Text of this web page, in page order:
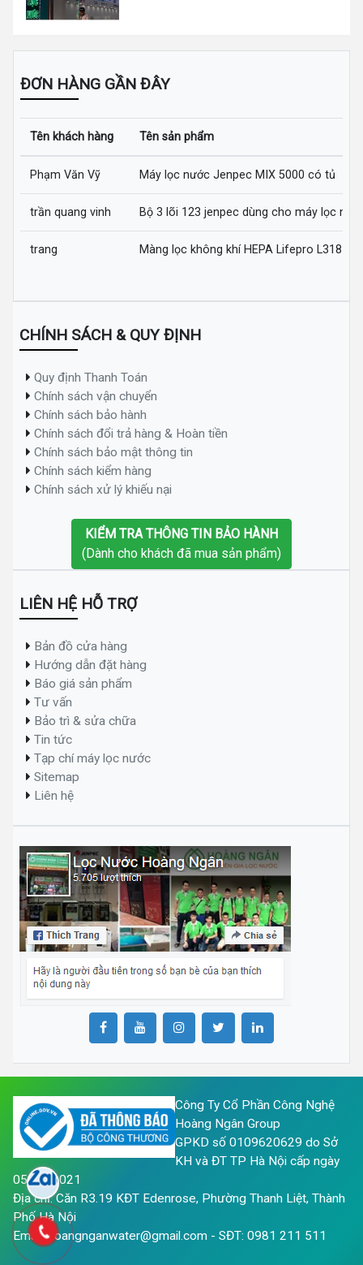
ĐƠN HÀNG GẦN ĐÂY
Tên khách hàng Tên sản phẩm
Phạm Văn Vỹ Máy lọc nước Jenpec MIX 5000 có tủ
trần quang vinh Bộ 3 lõi 123 jenpec dùng cho máy lọc
trang Màng lọc không khí HEPA Lifepro L318-AZ
CHÍNH SÁCH & QUY ĐỊNH
Quy định Thanh Toán
Chính sách vận chuyển
Chính sách bảo hành
Chính sách đổi trả hàng & Hoàn tiền
Chính sách bảo mật thông tin
Chính sách kiểm hàng
Chính sách xử lý khiếu nại
KIỂM TRA THÔNG TIN BẢO HÀNH
(Dành cho khách đã mua sản phẩm)
LIÊN HỆ HỖ TRỢ
Bản đồ cửa hàng
Hướng dẫn đặt hàng
Báo giá sản phẩm
Tư vấn
Bảo trì & sửa chữa
Tin tức
Tạp chí máy lọc nước
Sitemap
Liên hệ
Công Ty Cổ Phần Công Nghệ
Hoàng Ngân Group
GPKD số 0109620629 do Sở
KH và ĐT TP Hà Nội cấp ngày
05/05/2021
Địa chỉ: Căn R3.19 KĐT Edenrose, Phường Thanh Liệt, Thành
Phố Hà Nội
Email: hoangnganwater@gmail.com - SĐT: 0981 211 511